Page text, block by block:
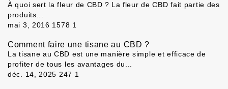
À quoi sert la fleur de CBD ? La fleur de CBD fait partie des
produits...
mai 3, 2016 1578 1
Comment faire une tisane au CBD ?
La tisane au CBD est une manière simple et efficace de
profiter de tous les avantages du...
déc. 14, 2025 247 1